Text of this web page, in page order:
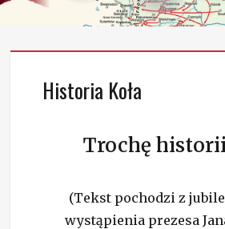
Historia Koła
Trochę historii
(Tekst pochodzi z
wystąpienia prezesa